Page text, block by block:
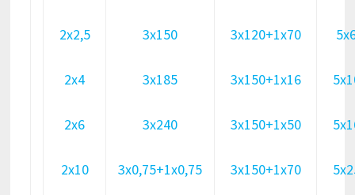
2х2,5
2х4
2х6
2х10
3х150
3х185
3х240
3х0,75+1х0,75
3х120+1х70
3х150+1х16
3х150+1х50
3х150+1х70